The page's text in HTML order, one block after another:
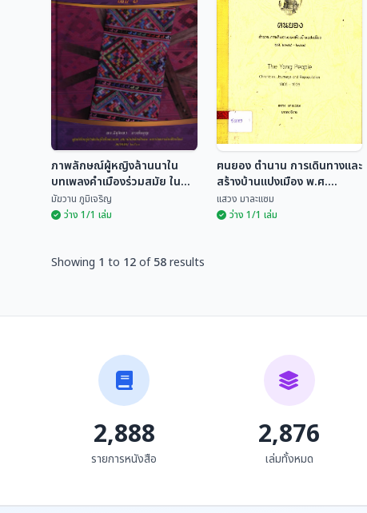
พัฒนาการลวดลาย
ประดับตกแต่งในสิมอีสาน
ก่อน พ.ศ.2483 ใน
ประเทศไทย
ชวลิต อธิปัตยกุล
พ่อค้าวัวต่าง ผู้บุกเบิกการ
ค้าขายในหมู่บ้านภาค
เหนือของประเทศไทย
(พ.ศ.2398 - 2503)
ชูสิทธิ์ ชูชาติ
ในบทเพลงคำเมืองร่วม
ภาพลักษณ์ผู้หญิงล้านนาใน
บทเพลงคำเมืองร่วมสมัย ใน
ช่วง พ.ศ.2536 - 2556
มัฆวาน ภูมิเจริญ
ว่าง 1/1 เล่ม
ทางและสร้างบ้านแปง
ฅนยอง ตำนาน การเดินทางและ
สร้างบ้านแปงเมือง พ.ศ.
๒๓๔๘-๒๔๔๘
แสวง มาละแซม
ว่าง 1/1 เล่ม
Showing 1 to 12 of 58 results
2,888
รายการหนังสือ
2,876
เล่มทั้งหมด